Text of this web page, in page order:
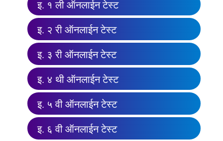
इ. १ ली ऑनलाईन टेस्ट
इ. २ री ऑनलाईन टेस्ट
इ. ३ री ऑनलाईन टेस्ट
इ. ४ थी ऑनलाईन टेस्ट
इ. ५ वी ऑनलाईन टेस्ट
इ. ६ वी ऑनलाईन टेस्ट